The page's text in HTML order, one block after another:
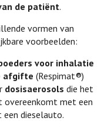
de patiënt.
vormen van
voorbeelden:
voor inhalatie
afgifte (Respimat®)
dosisaerosols die het
overeenkomt met een
een dieselauto.